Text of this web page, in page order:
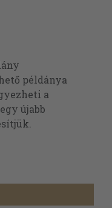
példánya
a
újabb